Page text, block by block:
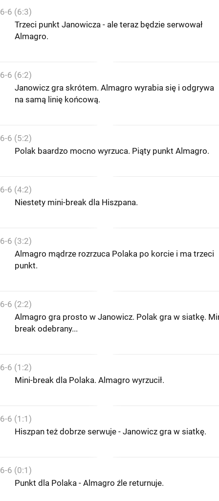
6-6 (6:3)
Trzeci punkt Janowicza - ale teraz będzie serwował
Almagro.
6-6 (6:2)
Janowicz gra skrótem. Almagro wyrabia się i odgrywa
na samą linię końcową.
6-6 (5:2)
Polak baardzo mocno wyrzuca. Piąty punkt Almagro.
6-6 (4:2)
Niestety mini-break dla Hiszpana.
6-6 (3:2)
Almagro mądrze rozrzuca Polaka po korcie i ma trzeci
punkt.
6-6 (2:2)
Almagro gra prosto w Janowicz. Polak gra w siatkę.
break odebrany...
6-6 (1:2)
Mini-break dla Polaka. Almagro wyrzucił.
6-6 (1:1)
Hiszpan też dobrze serwuje - Janowicz gra w siatkę.
6-6 (0:1)
Punkt dla Polaka - Almagro źle returnuje.